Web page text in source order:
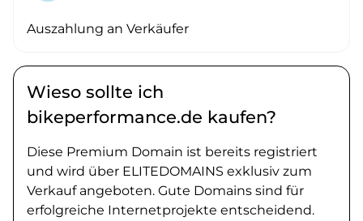
Auszahlung an Verkäufer
Wieso sollte ich
bikeperformance.de kaufen?
Diese Premium Domain ist bereits registriert
und wird über ELITEDOMAINS exklusiv zum
Verkauf angeboten. Gute Domains sind für
erfolgreiche Internetprojekte entscheidend.